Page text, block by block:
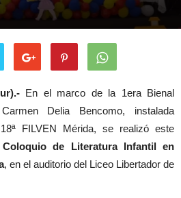
En el marco de la 1era Bienal
Delia Bencomo, instalada
FILVEN Mérida, se realizó este
de Literatura Infantil en
, en el auditorio del Liceo Libertador de